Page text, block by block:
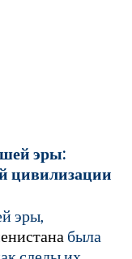
эры:
цивилизации
эры,
была